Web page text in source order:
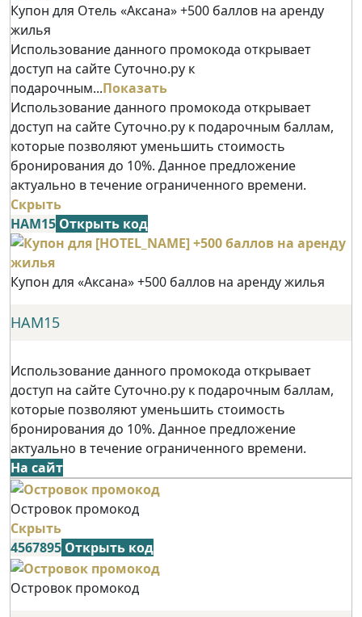
Купон для Отель «Аксана» +500 баллов на аренду
жилья
Использование данного промокода открывает
доступ на сайте Суточно.ру к
подарочным...Показать
Использование данного промокода открывает
доступ на сайте Суточно.ру к подарочным баллам,
которые позволяют уменьшить стоимость
бронирования до 10%. Данное предложение
актуально в течение ограниченного времени.
Скрыть
НАМ15 Открыть код
Купон для «Аксана» +500 баллов на аренду жилья
НАМ15
Использование данного промокода открывает
доступ на сайте Суточно.ру к подарочным баллам,
которые позволяют уменьшить стоимость
бронирования до 10%. Данное предложение
актуально в течение ограниченного времени.
На сайт
Островок промокод
Скрыть
4567895 Открыть код
Островок промокод